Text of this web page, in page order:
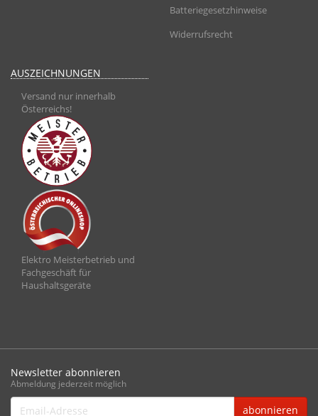
Batteriegesetzhinweise
Widerrufsrecht
AUSZEICHNUNGEN
Versand nur innerhalb
Österreichs!
Elektro Meisterbetrieb und
Fachgeschäft für
Haushaltsgeräte
Newsletter abonnieren
Abmeldung jederzeit möglich
Email-
abonnieren